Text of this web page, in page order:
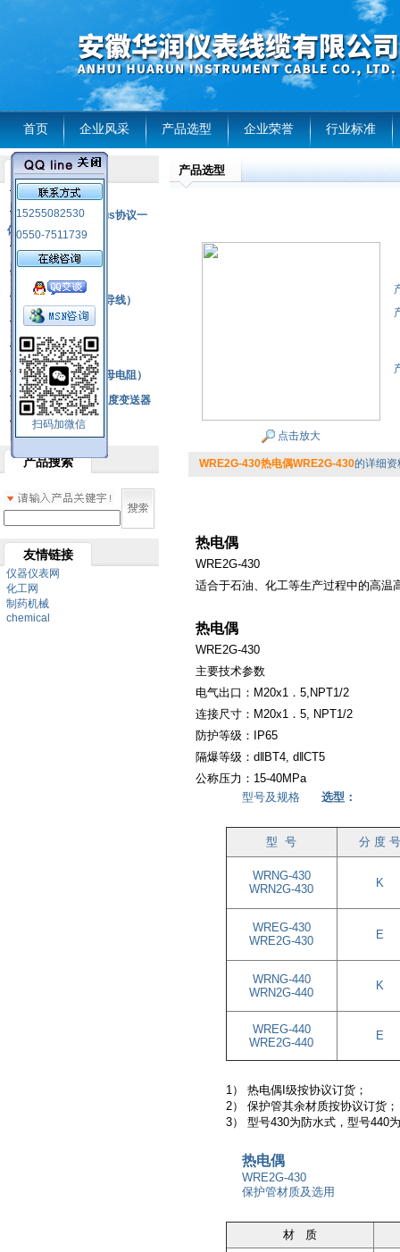
首页 企业风采 产品选型 企业荣誉 行业标准
15255082530
0550-7511739
扫码加微信
产品列表
风电温度传感器
RS485通讯modbus协议一
体化现场智能仪表
热电偶
热电偶补偿电缆（导线）
振动传感器
热电阻
铂热电阻元件（云母电阻）
SBW系列一体化温度变送器
双金属温度计
产品搜索
友情链接
仪器仪表网
化工网
制药机械
chemical
产品选型
点击放大
WRE2G-430热电偶WRE2G-430的详细资
热电偶
WRE2G-430
适合于石油、化工等生产过程中的高温
热电偶
WRE2G-430
主要技术参数
电气出口：M20x1．5,NPT1/2
连接尺寸： M20x1．5, NPT1/2
防护等级：
IP65
隔爆等级： d‖BT4, d‖CT5
公称压力： 15-40MPa
型号及规格 选型：
型 号 分 度 号
WRNG-430
WRN2G-430
K
WREG-430
WRE2G-430
E
WRNG-440
WRN2G-440
K
WREG-440
WRE2G-440
E
1） 热电偶I级按协议订货；
2） 保护管其余材质按协议订货；
3） 型号430为防水式，型号440
热电偶
WRE2G-430
保护管材质及选用
材 质